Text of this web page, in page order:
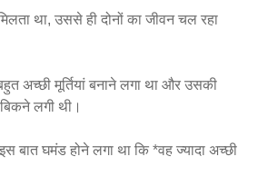
था, उससे ही दोनों का जीवन चल रहा
अच्छी मूर्तियां बनाने लगा था और उसकी
बिकने लगी थी।
बात घमंड होने लगा था कि *वह ज्यादा अच्छी